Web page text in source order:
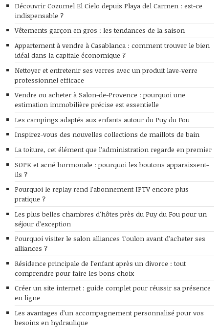
Découvrir Cozumel El Cielo depuis Playa del Carmen : est-ce
indispensable ?
Vêtements garçon en gros : les tendances de la saison
Appartement à vendre à Casablanca : comment trouver le bien
idéal dans la capitale économique ?
Nettoyer et entretenir ses verres avec un produit lave-verre
professionnel efficace
Vendre ou acheter à Salon-de-Provence : pourquoi une
estimation immobilière précise est essentielle
Les campings adaptés aux enfants autour du Puy du Fou
Inspirez-vous des nouvelles collections de maillots de bain
La toiture, cet élément que l’administration regarde en premier
SOPK et acné hormonale : pourquoi les boutons apparaissent-
ils ?
Pourquoi le replay rend l’abonnement IPTV encore plus
pratique ?
Les plus belles chambres d’hôtes près du Puy du Fou pour un
séjour d’exception
Pourquoi visiter le salon alliances Toulon avant d’acheter ses
alliances ?
Résidence principale de l’enfant après un divorce : tout
comprendre pour faire les bons choix
Créer un site internet : guide complet pour réussir sa présence
en ligne
Les avantages d’un accompagnement personnalisé pour vos
besoins en hydraulique